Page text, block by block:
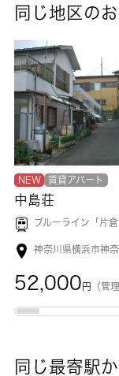
同じ地区の
NEW 賃貸アパート
中島荘
ブルーライン「 片
神奈川県横浜市神
52,000 円 （管
同じ最寄駅